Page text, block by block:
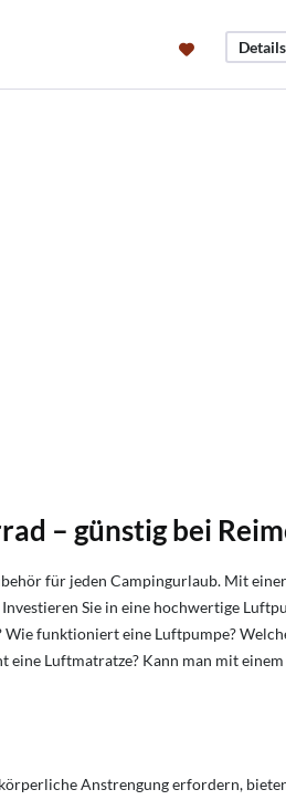
Details
– günstig bei
für jeden Campingurlaub. Mit
Sie in eine hochwertige
funktioniert eine Luftpumpe?
eine Luftmatratze? Kann man mit
Anstrengung erfordern,